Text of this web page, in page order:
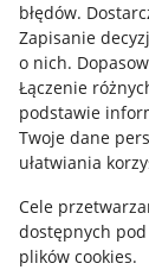
błędów.
Zapisanie
o nich.
Łączenie
podstawie
Twoje dane
ułatwiania
Cele
dostępnych pod
plików cookies.
Informacje
Regulamin
Polityka plików
Ustawienia
Udostępnianie
Informacje dla